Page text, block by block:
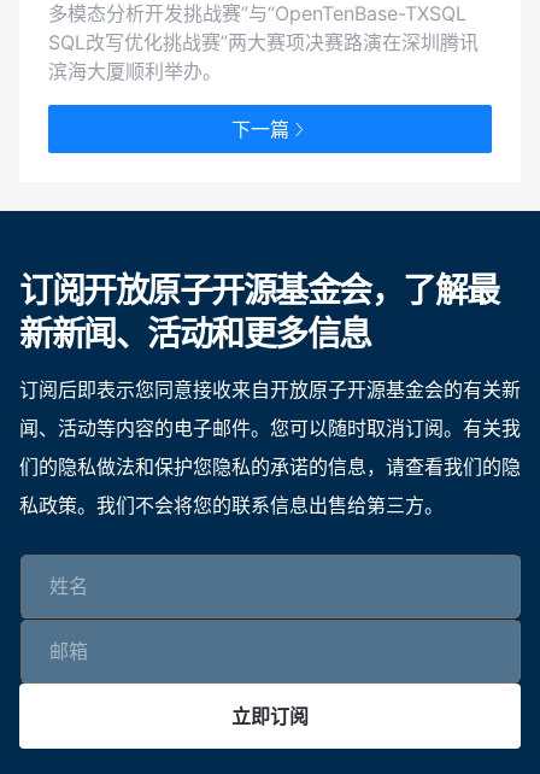
多模态分析开发挑战赛”与“OpenTenBase-TXSQL
SQL改写优化挑战赛”两大赛项决赛路演在深圳腾讯
滨海大厦顺利举办。
下一篇
订阅开放原子开源基金会，了解最
新新闻、活动和更多信息
订阅后即表示您同意接收来自开放原子开源基金会的有关新
闻、活动等内容的电子邮件。您可以随时取消订阅。有关我
们的隐私做法和保护您隐私的承诺的信息，请查看我们的隐
私政策。我们不会将您的联系信息出售给第三方。
立即订阅